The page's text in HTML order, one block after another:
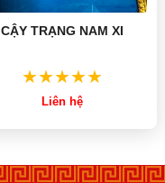
CẬY TRẠNG NAM XI
Liên hệ